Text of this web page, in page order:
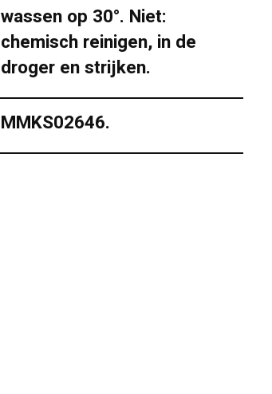
wassen op 30°. Niet:
chemisch reinigen, in de
droger en strijken.
MMKS02646.